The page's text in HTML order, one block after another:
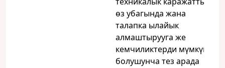
өз убагында жана
талапка ылайык
алмаштырууга же
кемчиликтерди мүмкүн
болушунча тез арада